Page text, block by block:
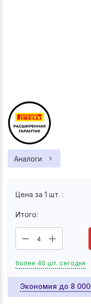
Аналоги
Цена за 1 шт. :
Итого:
4
более 40 шт. сегодня
Экономия до 8 000